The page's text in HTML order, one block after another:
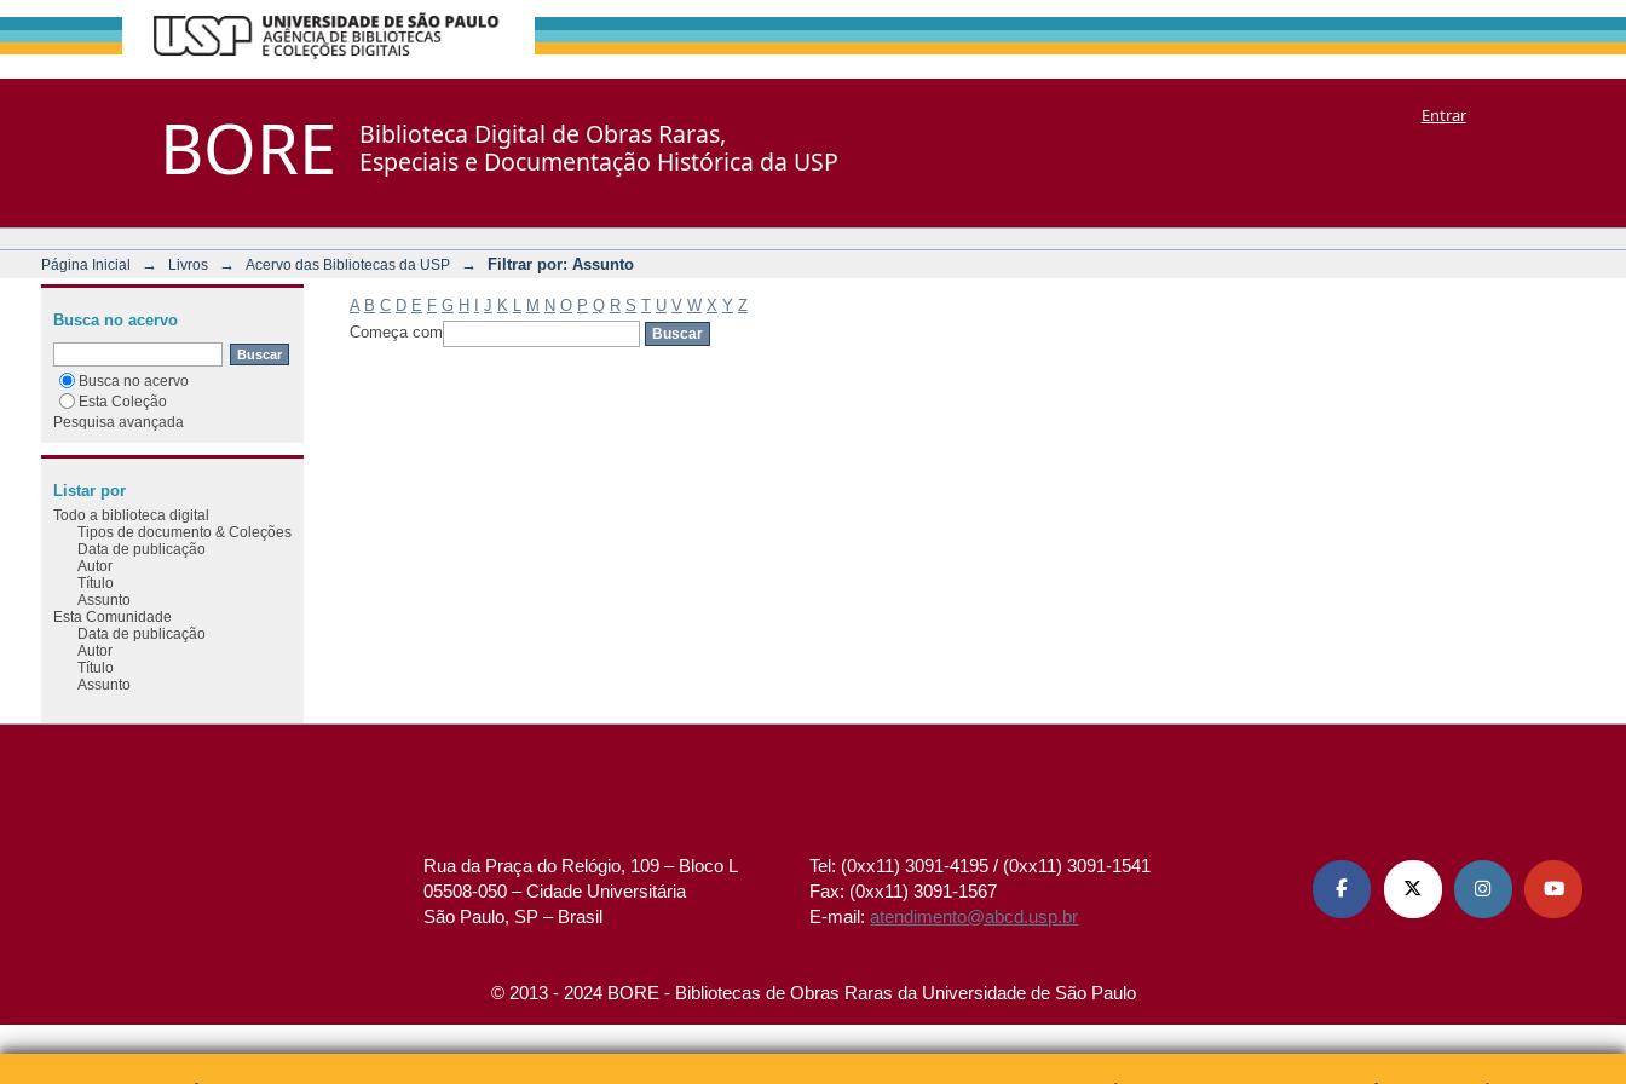
BORE
Biblioteca Digital de Obras Raras,
Especiais e Documentação Histórica da USP
Entrar
Página Inicial → Livros → Acervo das Bibliotecas da USP → Filtrar por: Assunto
A B C D E F G H J K M N O P Q R S T U V W X Y Z
Começa com
Busca no acervo
Busca no acervo
Esta Coleção
Pesquisa avançada
Listar por
Todo a biblioteca digital
Tipos de documento & Coleções
Data de publicação
Autor
Título
Assunto
Esta Comunidade
Data de publicação
Autor
Título
Assunto
Rua da Praça do Relógio, 109 – Bloco L
05508-050 – Cidade Universitária
São Paulo, SP – Brasil
Tel: (0xx11) 3091-4195 / (0xx11) 3091-1541
Fax: (0xx11) 3091-1567
E-mail:atendimento@abcd.usp.br
   
© 2013 - 2024 BORE - Bibliotecas de Obras Raras da Universidade de São Paulo